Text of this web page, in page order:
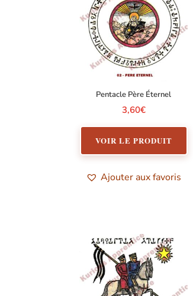
Pentacle Père Éternel
3,60€
VOIR LE PRODUIT
Ajouter aux favoris